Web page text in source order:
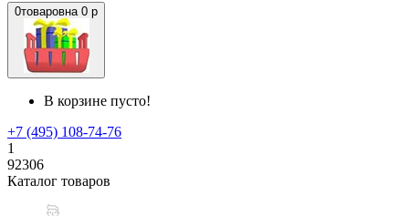
0товаровна 0 р
В корзине пусто!
+7 (495) 108-74-76
1
92306
Каталог товаров